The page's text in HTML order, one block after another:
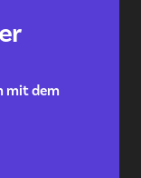
mit dem